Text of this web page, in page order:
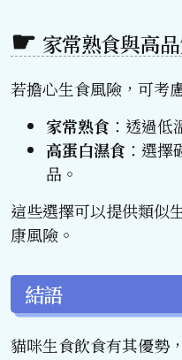
家常熟食與高
若擔心生食風險，可考
家常熟食 ：透過低
高蛋白濕食 ：選
品。
這些選擇可以提供類似
康風險。
結語
貓咪生食飲食有其優勢